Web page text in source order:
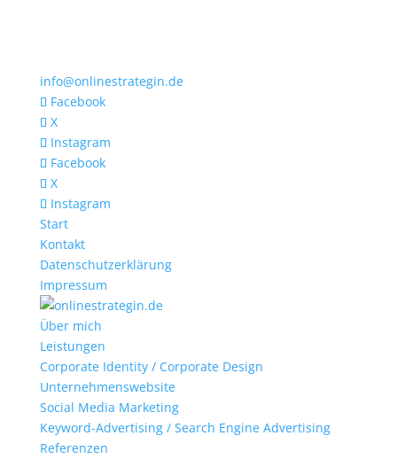
info@onlinestrategin.de
Facebook
X
Instagram
Facebook
X
Instagram
Start
Kontakt
Datenschutzerklärung
Impressum
Über mich
Leistungen
Corporate Identity / Corporate Design
Unternehmenswebsite
Social Media Marketing
Keyword-Advertising / Search Engine Advertising
Referenzen